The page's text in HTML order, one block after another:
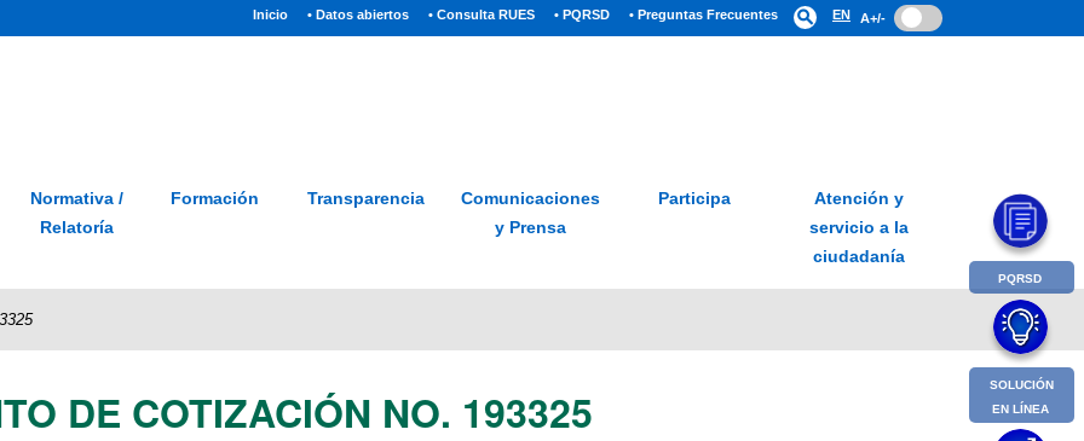
Inicio(current)
• Datos abiertos • Consulta RUES • PQRSD • Preguntas Frecuentes search EN A+/-
Glosario PQRSD Preguntas frecuentes
Normativa /
Relatoría
Formación Transparencia
Comunicaciones
y Prensa
Participa
Atención y
servicio a la
ciudadanía
DE COTIZACIÓN NO. 193325
PQRSD
SOLUCIÓN
EN LÍNEA